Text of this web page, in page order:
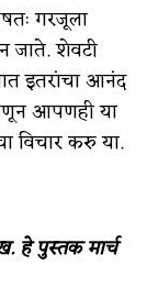
गरजूला
जाते. शेवटी
इतरांचा आनंद
आपणही या
विचार करु या.
हे पुस्तक मार्च